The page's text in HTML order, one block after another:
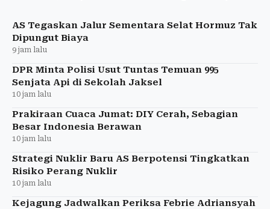
AS Tegaskan Jalur Sementara Selat Hormuz Tak
Dipungut Biaya
9 jam lalu
DPR Minta Polisi Usut Tuntas Temuan 995
Senjata Api di Sekolah Jaksel
10 jam lalu
Prakiraan Cuaca Jumat: DIY Cerah, Sebagian
Besar Indonesia Berawan
10 jam lalu
Strategi Nuklir Baru AS Berpotensi Tingkatkan
Risiko Perang Nuklir
10 jam lalu
Kejagung Jadwalkan Periksa Febrie Adriansyah